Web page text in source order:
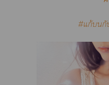
#แก้กั